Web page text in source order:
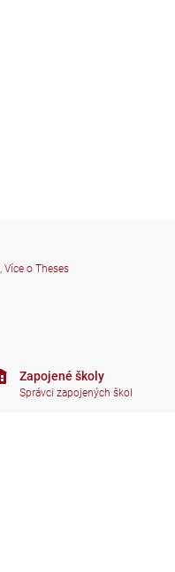
, Více o Theses
Zapojené školy
Správci zapojených škol